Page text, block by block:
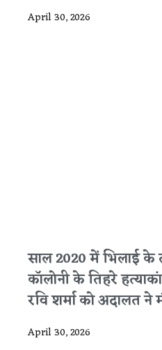
April 30, 2026
साल 2020 में भिलाई के
कॉलोनी के तिहरे
रवि शर्मा को अदालत ने
April 30, 2026